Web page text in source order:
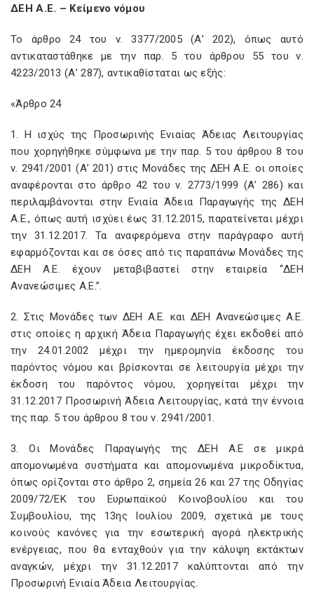
ΔΕΗ Α.Ε. – Κείμενο νόμου
Το άρθρο 24 του ν. 3377/2005 (Α’ 202), όπως αυτό
αντικαταστάθηκε με την παρ. 5 του άρθρου 55 του ν.
4223/2013 (Α’ 287), αντικαθίσταται ως εξής:
«Άρθρο 24
1. Η ισχύς της Προσωρινής Ενιαίας Άδειας Λειτουργίας
που χορηγήθηκε σύμφωνα με την παρ. 5 του άρθρου 8 του
ν. 2941/2001 (Α’ 201) στις Μονάδες της ΔΕΗ Α.Ε. οι οποίες
αναφέρονται στο άρθρο 42 του ν. 2773/1999 (Α’ 286) και
περιλαμβάνονται στην Ενιαία Άδεια Παραγωγής της ΔΕΗ
Α.Ε., όπως αυτή ισχύει έως 31.12.2015, παρατείνεται μέχρι
την 31.12.2017. Τα αναφερόμενα στην παράγραφο αυτή
εφαρμόζονται και σε όσες από τις παραπάνω Μονάδες της
ΔΕΗ Α.Ε. έχουν μεταβιβαστεί στην εταιρεία “ΔΕΗ
Ανανεώσιμες Α.Ε.”.
2. Στις Μονάδες των ΔΕΗ Α.Ε. και ΔΕΗ Ανανεώσιμες Α.Ε.
στις οποίες η αρχική Άδεια Παραγωγής έχει εκδοθεί από
την 24.01.2002 μέχρι την ημερομηνία έκδοσης του
παρόντος νόμου και βρίσκονται σε λειτουργία μέχρι την
έκδοση του παρόντος νόμου, χορηγείται μέχρι την
31.12.2017 Προσωρινή Άδεια Λειτουργίας, κατά την έννοια
της παρ. 5 του άρθρου 8 του ν. 2941/2001.
3. Οι Μονάδες Παραγωγής της ΔΕΗ Α.Ε σε μικρά
απομονωμένα συστήματα και απομονωμένα μικροδίκτυα,
όπως ορίζονται στο άρθρο 2, σημεία 26 και 27 της Οδηγίας
2009/72/ΕΚ του Ευρωπαϊκού Κοινοβουλίου και του
Συμβουλίου, της 13ης Ιουλίου 2009, σχετικά με τους
κοινούς κανόνες για την εσωτερική αγορά ηλεκτρικής
ενέργειας, που θα ενταχθούν για την κάλυψη εκτάκτων
αναγκών, μέχρι την 31.12.2017 καλύπτονται από την
Προσωρινή Ενιαία Άδεια Λειτουργίας.